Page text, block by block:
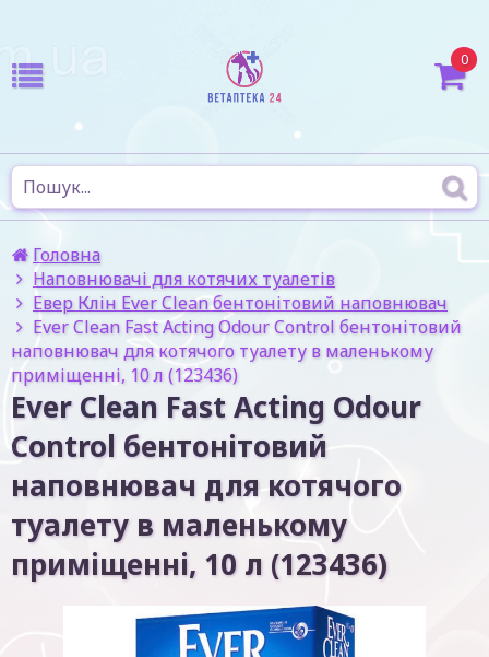
0
Головна
Наповнювачі для котячих туалетів
Евер Клін Ever Clean бентонітовий наповнювач
Ever Clean Fast Acting Odour Control бентонітовий
наповнювач для котячого туалету в маленькому
приміщенні, 10 л (123436)
Ever Clean Fast Acting Odour
Control бентонітовий
наповнювач для котячого
туалету в маленькому
приміщенні, 10 л (123436)